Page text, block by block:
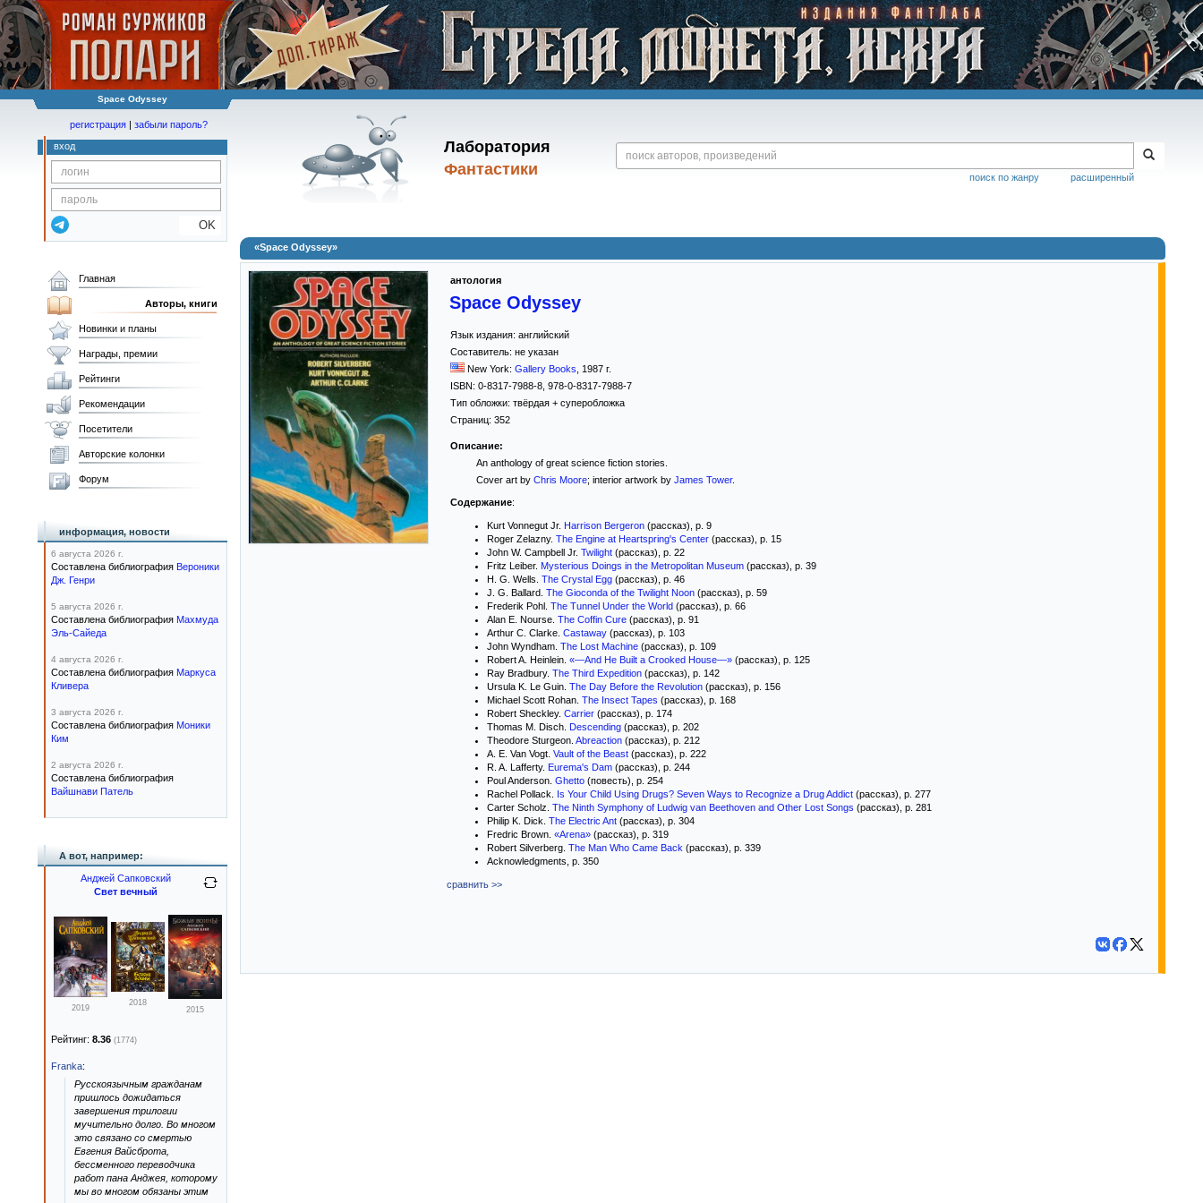
Space Odyssey
Лаборатория
Фантастики
расширенный
поиск по жанру
регистрация | забыли пароль?
вход
OK
«Space Odyssey»
антология
Space Odyssey
Язык издания: английский
Составитель: не указан
New York: Gallery Books 1987 г.
ISBN: 0-8317-7988-8, 978-0-8317-7988-7
Тип обложки: твёрдая + суперобложка
Страниц: 352
Описание:
An anthology of great science fiction stories.
Cover art by Chris Moore; interior artwork by James Tower.
Содержание:
Kurt Vonnegut Jr. Harrison Bergeron (рассказ), p. 9
Roger Zelazny. The Engine at Heartspring's Center (рассказ), p. 15
John W. Campbell Jr. Twilight (рассказ), p. 22
Fritz Leiber. Mysterious Doings in the Metropolitan Museum (рассказ), p. 39
H. G. Wells. The Crystal Egg (рассказ), p. 46
J. G. Ballard. The Gioconda of the Twilight Noon (рассказ), p. 59
Frederik Pohl. The Tunnel Under the World (рассказ), p. 66
Alan E. Nourse. The Coffin Cure (рассказ), p. 91
Arthur C. Clarke. Castaway (рассказ), p. 103
John Wyndham. The Lost Machine (рассказ), p. 109
Robert A. Heinlein. «—And He Built a Crooked House—» (рассказ), p. 125
Ray Bradbury. The Third Expedition (рассказ), p. 142
Ursula K. Le Guin. The Day Before the Revolution (рассказ), p. 156
Michael Scott Rohan. The Insect Tapes (рассказ), p. 168
Robert Sheckley. Carrier (рассказ), p. 174
Thomas M. Disch. Descending (рассказ), p. 202
Theodore Sturgeon. Abreaction (рассказ), p. 212
A. E. Van Vogt. Vault of the Beast (рассказ), p. 222
R. A. Lafferty. Eurema's Dam (рассказ), p. 244
Poul Anderson. Ghetto (повесть), p. 254
Rachel Pollack. Is Your Child Using Drugs? Seven Ways to Recognize a Drug Addict (рассказ), p. 277
Carter Scholz. The Ninth Symphony of Ludwig van Beethoven and Other Lost Songs (рассказ), p. 281
Philip K. Dick. The Electric Ant (рассказ), p. 304
Fredric Brown. «Arena» (рассказ), p. 319
Robert Silverberg. The Man Who Came Back (рассказ), p. 339
Acknowledgments, p. 350
сравнить >>
Главная
Авторы, книги
Новинки и планы
Награды, премии
Рейтинги
Рекомендации
Посетители
Авторские колонки
Форум
информация, новости
6 августа 2026 г.
Составлена библиография Вероники
Дж. Генри
5 августа 2026 г.
Составлена библиография Махмуда
Эль-Сайеда
4 августа 2026 г.
Составлена библиография Маркуса
Кливера
3 августа 2026 г.
Составлена библиография Моники
Ким
2 августа 2026 г.
Составлена библиография
Вайшнави Патель
А вот, например:
Анджей Сапковский
Свет вечный
2019
2018
2015
Рейтинг: 8.36 (1774)
Franka:
Русскоязычным гражданам
пришлось дожидаться
завершения трилогии
мучительно долго. Во многом
это связано со смертью
Евгения Вайсброта,
бессменного переводчика
работ пана Анджея, которому
мы во многом обязаны этим